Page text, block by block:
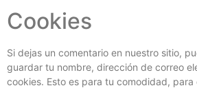
Cookies
Si dejas un comentario en nuestro sitio,
guardar tu nombre, dirección de correo
cookies. Esto es para tu comodidad,